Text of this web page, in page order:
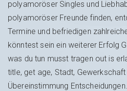
polyamoröser Singles und
polyamoröser Freunde finden,
Termine und befriedigen
könntest sein ein weiterer Erfolg
was du tun musst tragen out is
title, get age, Stadt,
Übereinstimmung